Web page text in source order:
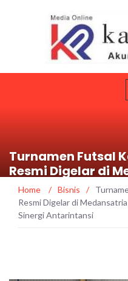
Turnamen Futsal
Resmi Digelar di
Kebersamaan
Home / Bisnis /
Resmi Digelar di
Sinergi Antarintansi